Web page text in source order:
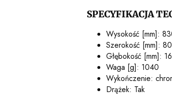
SPECYFIKACJA
Wysokość [mm]:
Szerokość [mm]: 80
Głębokość [mm]:
Waga [g]: 1040
Wykończenie:
Drążek: Tak